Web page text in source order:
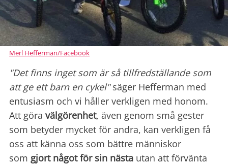
Merl Hefferman/Facebook
"Det finns inget som är så tillfredställande som
att ge ett barn en cykel"säger Hefferman med
entusiasm och vi håller verkligen med honom.
Att göra välgörenhet, även genom små gester
som betyder mycket för andra, kan verkligen få
oss att känna oss som bättre människor
som gjort något för sin nästa utan att förvänta